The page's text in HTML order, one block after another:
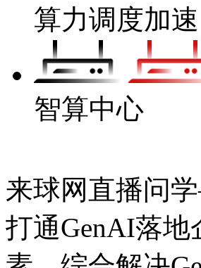
算力调度加速
智算中心
来球网直播问
打通GenAI落地企